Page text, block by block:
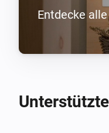
Entdecke